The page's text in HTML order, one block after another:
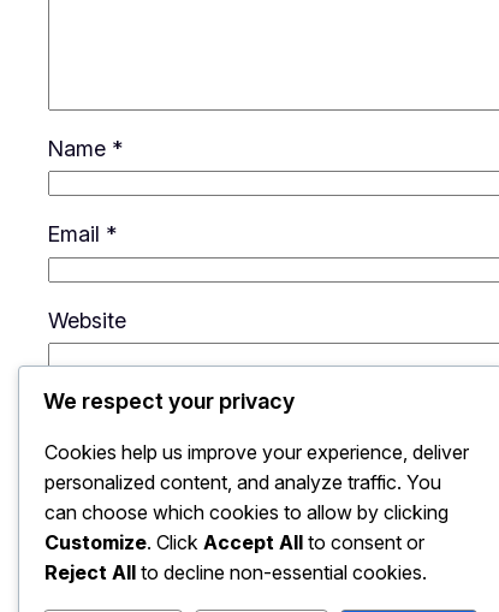
Name *
Email *
Website
Save my name, email, and website in this
We respect your privacy
Cookies help us improve your experience, deliver
personalized content, and analyze traffic. You
can choose which cookies to allow by clicking
Customize. Click Accept All to consent or
Reject All to decline non-essential cookies.